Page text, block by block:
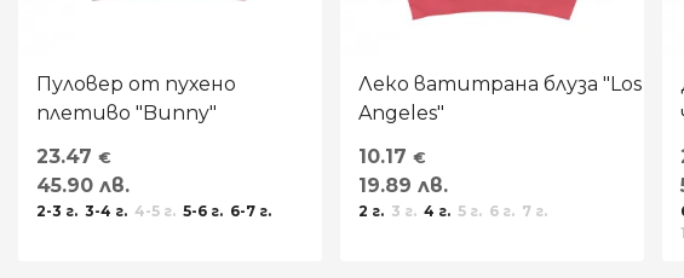
Пуловер от пухено
плетиво "Bunny"
23.47 €
45.90 лв.
2-3 г. 3-4 г. 4-5 г. 5-6 г. 6-7 г.
Леко ватитрана блуза "Los
Angeles"
10.17 €
19.89 лв.
2 г. 3 г. 4 г. 5 г. 6 г. 7 г.